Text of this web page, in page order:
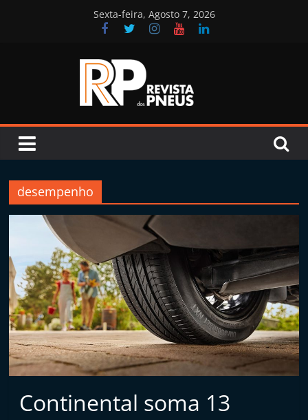
Sexta-feira, Agosto 7, 2026
Revista
Pneus
R
v
i
s
t
a
i
n
e
desempenho
Continental soma 13